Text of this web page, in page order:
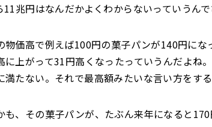
11兆円はなんだかよくわからないっていうんで
物価高で例えば100円の菓子パンが140円に
に上がって31円高くなったっていうんだよね
満たない。それで最高額みたいな言い方をす
も、その菓子パンが、たぶん来年になると170